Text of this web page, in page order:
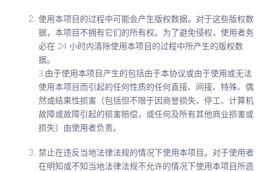
使用本项目的过程中可能会产生版权数据。对于这些版权数
据，本项目不拥有它们的所有权。为了避免侵权，使用者务
必在 24 小时内清除使用本项目的过程中所产生的版权数
据。
3.由于使用本项目产生的包括由于本协议或由于使用或无法
使用本项目而引起的任何性质的任何直接、间接、特殊、偶
然或结果性损害（包括但不限于因商誉损失、停工、计算机
故障或故障引起的损害赔偿，或任何及所有其他商业损害或
损失）由使用者负责。
禁止在违反当地法律法规的情况下使用本项目。对于使用者
在明知或不知当地法律法规不允许的情况下使用本项目所造